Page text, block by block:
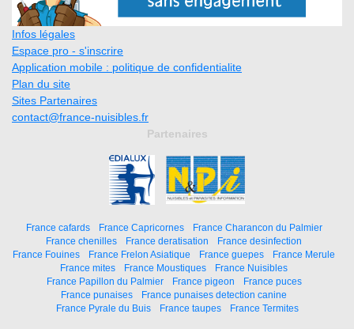
Infos légales
Espace pro - s'inscrire
Application mobile : politique de confidentialite
Plan du site
Sites Partenaires
contact@france-nuisibles.fr
Partenaires
France cafards France Capricornes
France Charancon du Palmier
France chenilles
France deratisation
France desinfection
France Fouines
France Frelon Asiatique France guepes
France Merule
France mites
France Moustiques
France Nuisibles
France Papillon du Palmier
France pigeon
France puces
France punaises
France punaises detection canine
France Pyrale du Buis
France taupes France Termites